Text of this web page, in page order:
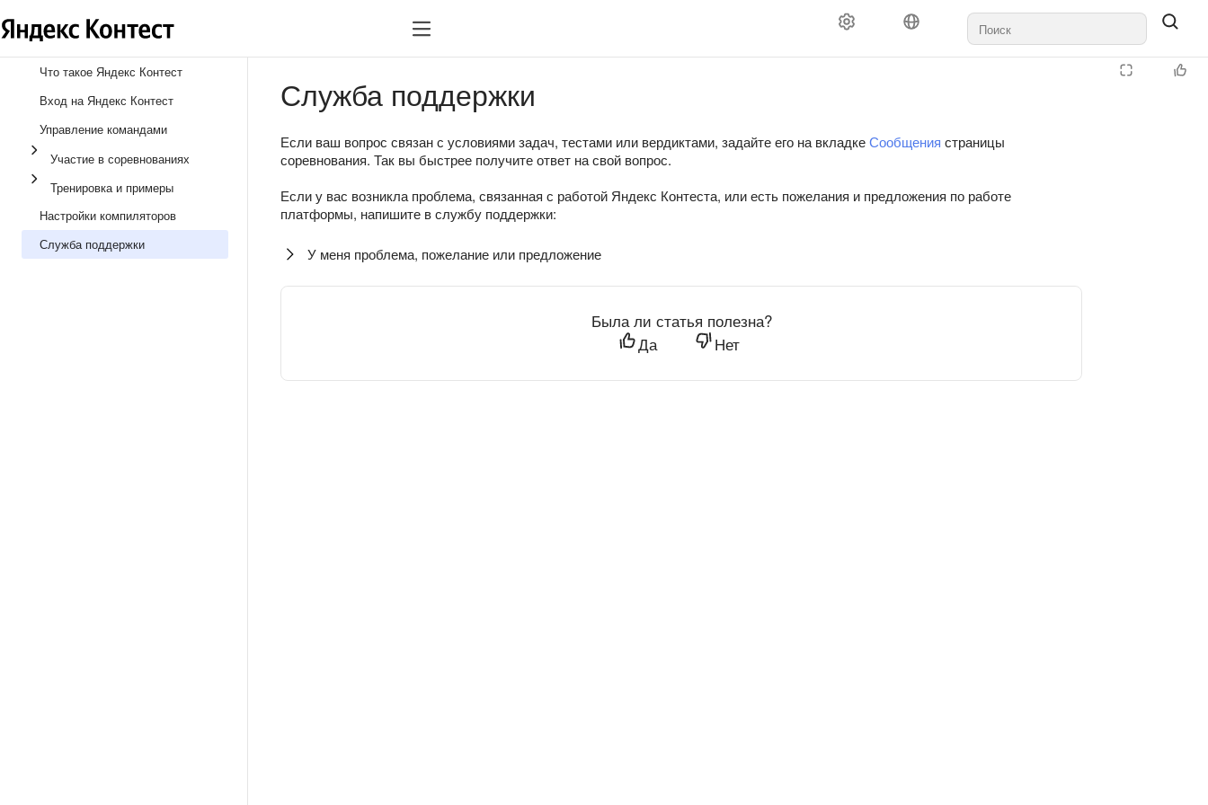
Что такое Яндекс Контест
Вход на Яндекс Контест
Управление командами
Участие в соревнованиях
Тренировка и примеры
Настройки компиляторов
Служба поддержки
Служба поддержки
Если ваш вопрос связан с условиями задач, тестами или вердиктами, задайте его на вкладкеСообщения страницы
соревнования. Так вы быстрее получите ответ на свой вопрос.
Если у вас возникла проблема, связанная с работой Яндекс Контеста, или есть пожелания и предложения по работе
платформы, напишите в службу поддержки:
У меня проблема, пожелание или предложение
Была ли статья полезна?
Да
Нет